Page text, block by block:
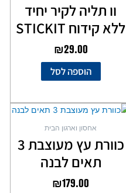
וו תליה לקיר יחיד
ללא קידוח STICKIT
₪29.00
הוספה לסל
אחסון וארגון הבית
כוורת עץ מעוצבת 3
תאים לבנה
₪179.00